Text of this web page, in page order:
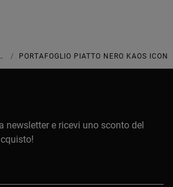
PORTACARTE E PORTACARTE PORTAFOGLIO PIATTO NERO KAOS ICON
newsletter e ricevi uno sconto del